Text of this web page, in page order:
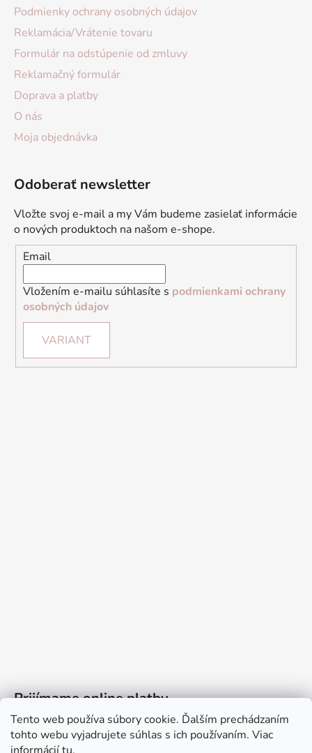
Tento web používa súbory cookie. Ďalším prechádzaním
tohto webu vyjadrujete súhlas s ich používaním. Viac
Podmienky ochrany osobných údajov
Reklamácia/Vrátenie tovaru
Formulár na odstúpenie od zmluvy
Reklamačný formulár
Doprava a platby
O nás
Moja objednávka
Odoberať newsletter
Vložte svoj e-mail a my Vám budeme zasielať informácie
o nových produktoch na našom e-shope.
Email
Vložením e-mailu súhlasíte s podmienkami ochrany
osobných údajov
VARIANT
Prijímame online platby